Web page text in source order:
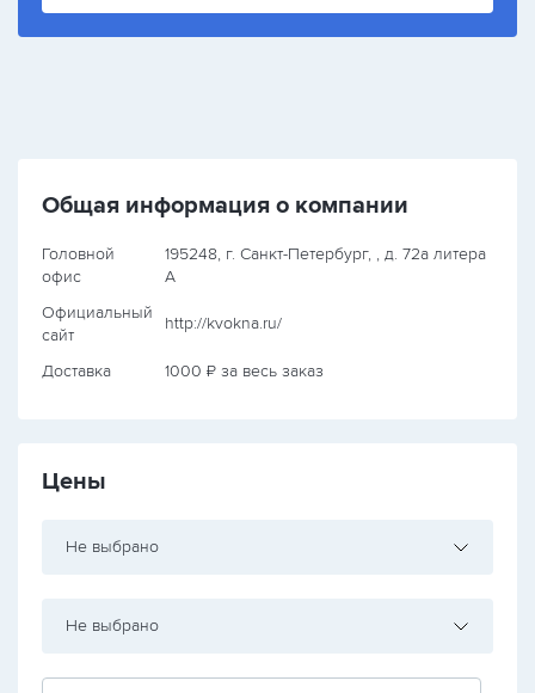
Общая информация о компании
Головной
офис
195248, г. Санкт-Петербург, , д. 72а литера
А
Официальный
сайт
http://kvokna.ru/
Доставка 1000 ₽ за весь заказ
Цены
Не выбрано
Не выбрано